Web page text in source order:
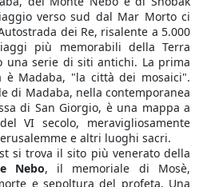
verso sud dal Mar Morto ci
dei Re, risalente a 5.000
più memorabili della Terra
una serie di siti antichi. La prima
Madaba, "la città dei mosaici".
di Madaba, nella contemporanea
di San Giorgio, è una mappa a
VI secolo, meravigliosamente
e altri luoghi sacri.
si trova il sito più venerato della
Nebo, il memoriale di Mosè,
e sepoltura del profeta. Una